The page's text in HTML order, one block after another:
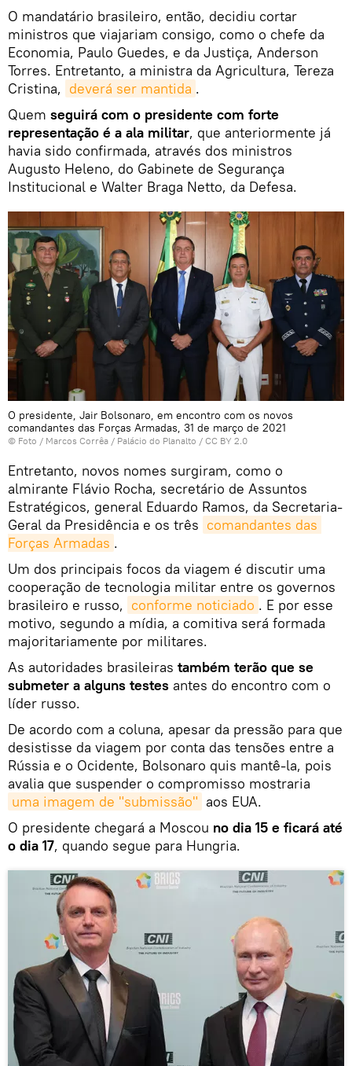
O mandatário brasileiro, então, decidiu cortar
ministros que viajariam consigo, como o chefe da
Economia, Paulo Guedes, e da Justiça, Anderson
Torres. Entretanto, a ministra da Agricultura, Tereza
Cristina, deverá ser mantida .
Quem seguirá com o presidente com forte
representação é a ala militar, que anteriormente já
havia sido confirmada, através dos ministros
Augusto Heleno, do Gabinete de Segurança
Institucional e Walter Braga Netto, da Defesa.
O presidente, Jair Bolsonaro, em encontro com os novos
comandantes das Forças Armadas, 31 de março de 2021
© Foto / Marcos Corrêa / Palácio do Planalto / CC BY 2.0
Entretanto, novos nomes surgiram, como o
almirante Flávio Rocha, secretário de Assuntos
Estratégicos, general Eduardo Ramos, da Secretaria-
Geral da Presidência e os três comandantes das
Forças Armadas .
Um dos principais focos da viagem é discutir uma
cooperação de tecnologia militar entre os governos
brasileiro e russo, conforme noticiado . E por esse
motivo, segundo a mídia, a comitiva será formada
majoritariamente por militares.
As autoridades brasileiras também terão que se
submeter a alguns testes antes do encontro com o
líder russo.
De acordo com a coluna, apesar da pressão para que
desistisse da viagem por conta das tensões entre a
Rússia e o Ocidente, Bolsonaro quis mantê-la, pois
avalia que suspender o compromisso mostraria
uma imagem de "submissão" aos EUA.
O presidente chegará a Moscou no dia 15 e ficará até
o dia 17, quando segue para Hungria.